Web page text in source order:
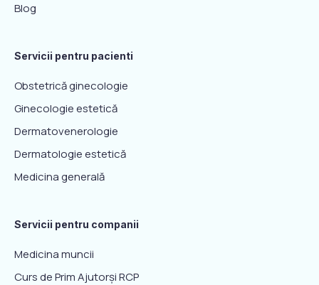
Blog
Servicii pentru pacienti
Obstetrică ginecologie
Ginecologie estetică
Dermatovenerologie
Dermatologie estetică
Medicina generală
Servicii pentru companii
Medicina muncii
Curs de Prim Ajutorși RCP